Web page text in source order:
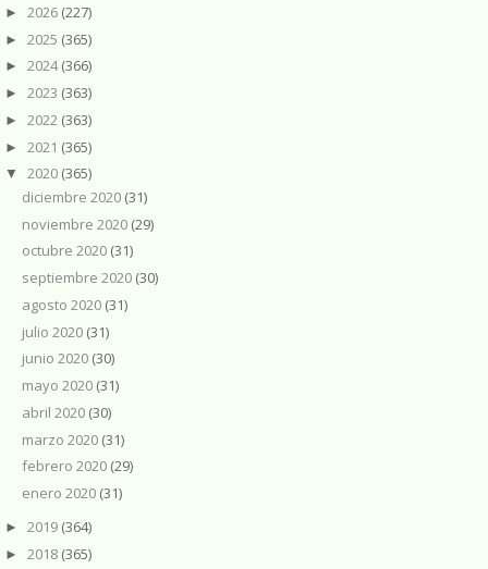
► 2026 (227)
► 2025 (365)
► 2024(366)
► 2023 (363)
► 2022 (363)
► 2021 (365)
▼ 2020 (365)
diciembre 2020 (31)
noviembre 2020 (29)
octubre 2020 (31)
septiembre 2020 (30)
agosto 2020 (31)
julio 2020 (31)
junio 2020 (30)
mayo 2020 (31)
abril 2020 (30)
marzo 2020 (31)
febrero 2020 (29)
enero 2020 (31)
► 2019 (364)
► 2018 (365)